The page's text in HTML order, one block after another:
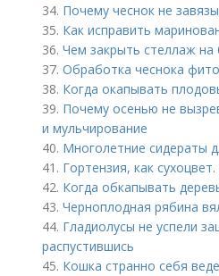
34. Почему чеснок не
35. Как исправить
36. Чем закрыть стеллаж
37. Обработка чеснока
38. Когда окапывать
39. Почему осенью не
и мульчирование
40. Многолетние сидераты
41. Гортензия, как
42. Когда обкапывать
43. Черноплодная рябина
44. Гладиолусы не успели
распустившись
45. Кошка странно себя